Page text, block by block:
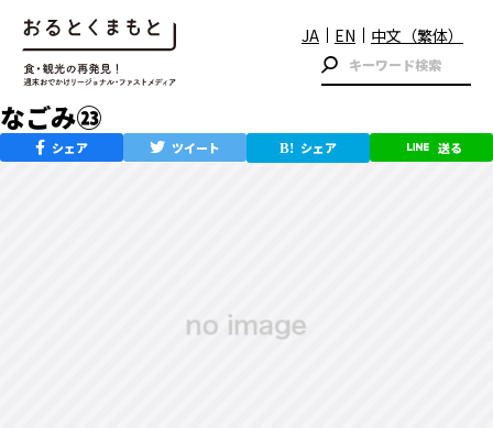
JA EN 中文（繁体）
なごみ㉓
シェア ツイート シェア 送る